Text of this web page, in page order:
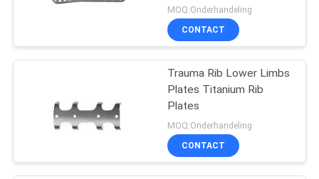
FABRIEKSREIS
KWALITEITSCONTROLE
ONS
Bevestigingsapparaat
54
MOQ:Onderhandeling
CONTACT
Trauma Rib Lower Limbs
Plates Titanium Rib
Plates
MOQ:Onderhandeling
CONTACT